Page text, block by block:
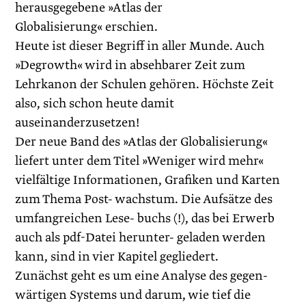
herausgegebene »Atlas der
Globalisierung« erschien.
Heute ist dieser Begriff in aller Munde. Auch
»Degrowth« wird in absehbarer Zeit zum
Lehrkanon der Schulen gehören. Höchste Zeit
also, sich schon heute damit
auseinanderzusetzen!
Der neue Band des »Atlas der Globalisierung«
liefert unter dem Titel »Weniger wird mehr«
vielfältige Informationen, Grafiken und Karten
zum Thema Post- wachstum. Die Aufsätze des
umfangreichen Lese- buchs (!), das bei Erwerb
auch als pdf-Datei herunter- geladen werden
kann, sind in vier Kapitel gegliedert.
Zunächst geht es um eine Analyse des gegen-
wärtigen Systems und darum, wie tief die